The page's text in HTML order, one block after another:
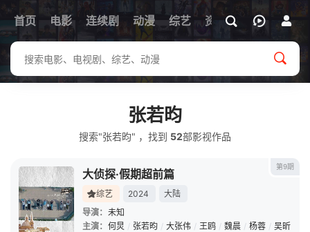
首页 电影 连续剧 动漫 综艺 资讯
张若昀
搜索"张若昀" ，找到 52部影视作品
第9期
大侦探·假期超前篇
综艺 2024
大陆
导演： 未知
主演： 何炅 / 张若昀 / 大张伟 / 王鸥 / 魏晨 / 杨蓉 / 吴昕